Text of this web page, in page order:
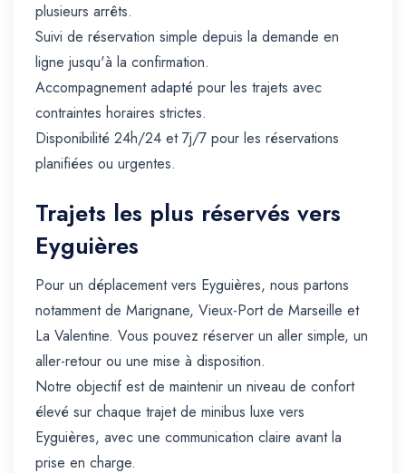
plusieurs arrêts.
Suivi de réservation simple depuis la demande en
ligne jusqu'à la confirmation.
Accompagnement adapté pour les trajets avec
contraintes horaires strictes.
Disponibilité 24h/24 et 7j/7 pour les réservations
planifiées ou urgentes.
Trajets les plus réservés vers
Eyguières
Pour un déplacement vers Eyguières, nous partons
notamment de Marignane, Vieux-Port de Marseille et
La Valentine. Vous pouvez réserver un aller simple, un
aller-retour ou une mise à disposition.
Notre objectif est de maintenir un niveau de confort
élevé sur chaque trajet de minibus luxe vers
Eyguières, avec une communication claire avant la
prise en charge.